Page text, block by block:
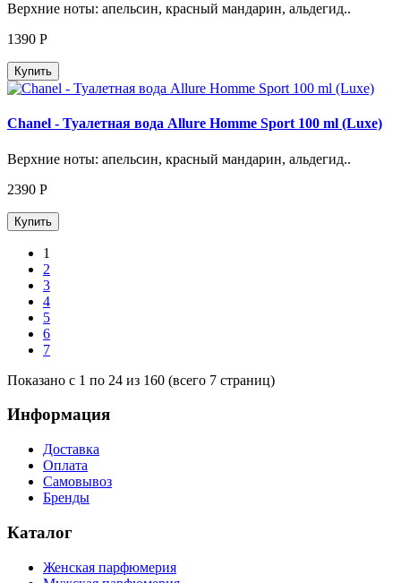
Верхние ноты: апельсин, красный мандарин, альдегид..
1390 Р
Купить
Chanel - Туалетная вода Allure Homme Sport 100 ml (Luxe)
Верхние ноты: апельсин, красный мандарин, альдегид..
2390 Р
Купить
1
2
3
4
5
6
7
Показано с 1 по 24 из 160 (всего 7 страниц)
Информация
Доставка
Оплата
Самовывоз
Бренды
Каталог
Женская парфюмерия